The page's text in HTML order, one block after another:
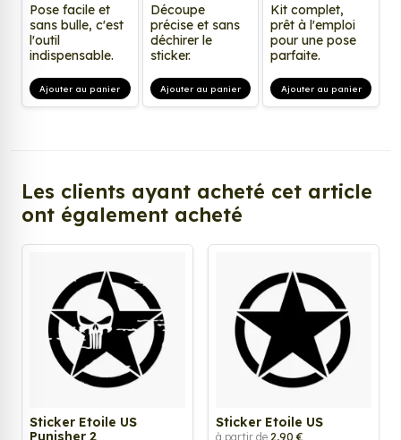
Pose facile et
sans bulle, c'est
l'outil
indispensable.
Ajouter au panier
Découpe
précise et sans
déchirer le
sticker.
Ajouter au panier
Kit complet,
prêt à l'emploi
pour une pose
parfaite.
Ajouter au panier
Les clients ayant acheté cet article
ont également acheté
Sticker Etoile US
Punisher 2
Sticker Etoile US
à partir de 2,90 €